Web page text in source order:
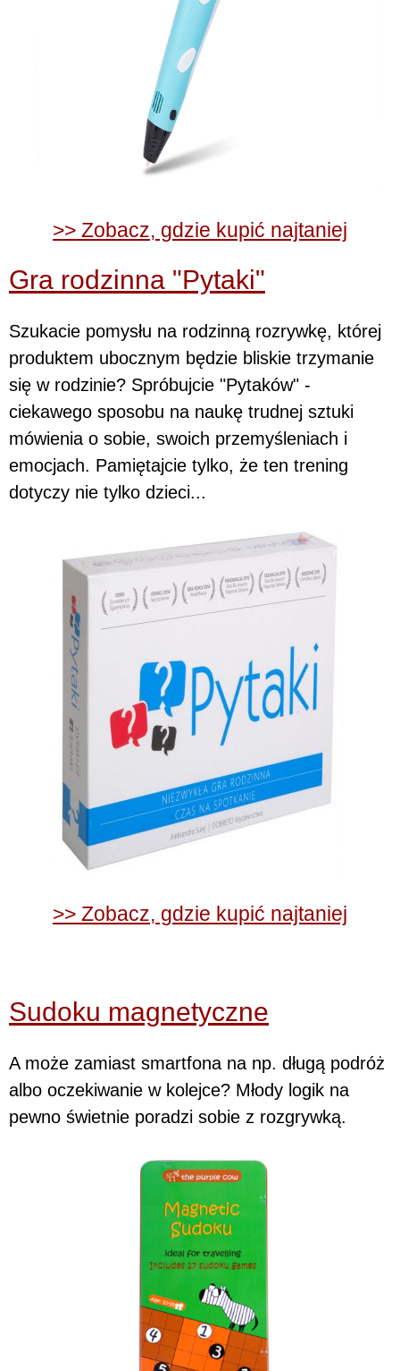
>> Zobacz, gdzie kupić najtaniej
Gra rodzinna "Pytaki"
Szukacie pomysłu na rodzinną rozrywkę, której
produktem ubocznym będzie bliskie trzymanie
się w rodzinie? Spróbujcie "Pytaków" -
ciekawego sposobu na naukę trudnej sztuki
mówienia o sobie, swoich przemyśleniach i
emocjach. Pamiętajcie tylko, że ten trening
dotyczy nie tylko dzieci...
>> Zobacz, gdzie kupić najtaniej
Sudoku magnetyczne
A może zamiast smartfona na np. długą podróż
albo oczekiwanie w kolejce? Młody logik na
pewno świetnie poradzi sobie z rozgrywką.